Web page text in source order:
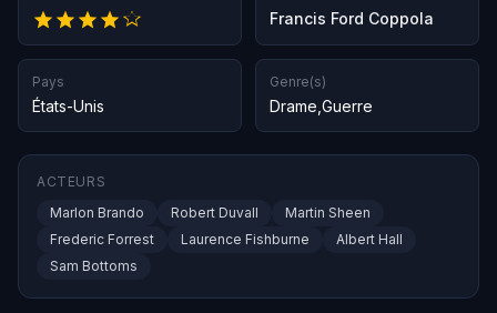
Francis Ford Coppola
Pays
États-Unis
Genre(s)
Drame Guerre
ACTEURS
Marlon Brando
Robert Duvall
Martin Sheen
Frederic Forrest
Laurence Fishburne
Albert Hall
Sam Bottoms